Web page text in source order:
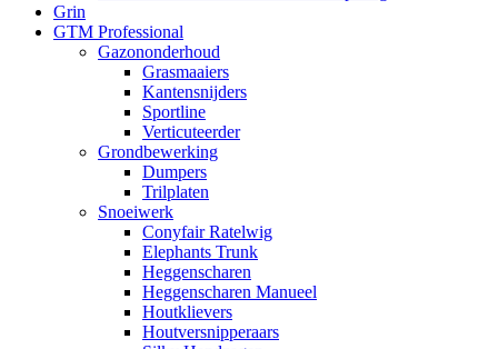
Grin
GTM Professional
Gazononderhoud
Grasmaaiers
Kantensnijders
Sportline
Verticuteerder
Grondbewerking
Dumpers
Trilplaten
Snoeiwerk
Conyfair Ratelwig
Elephants Trunk
Heggenscharen
Heggenscharen Manueel
Houtklievers
Houtversnipperaars